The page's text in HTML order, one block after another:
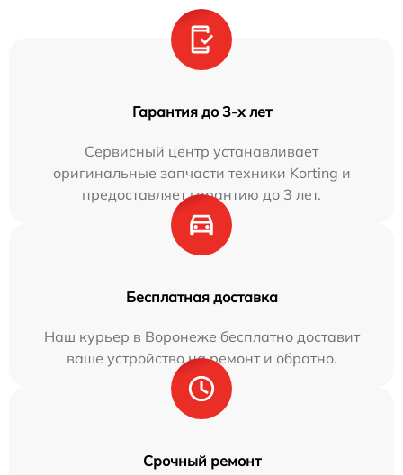
Гарантия до 3-х лет
Сервисный центр устанавливает
оригинальные запчасти техники Korting и
предоставляет гарантию до 3 лет.
Бесплатная доставка
Наш курьер в Воронеже бесплатно доставит
ваше устройство на ремонт и обратно.
Срочный ремонт